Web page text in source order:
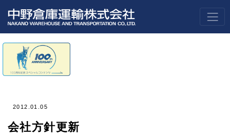
2012.01.05
会社方針更新